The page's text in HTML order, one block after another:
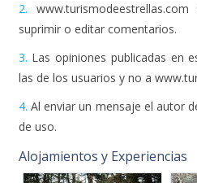
2.
suprimir o editar comentarios.
3. Las opiniones publicadas en
las de los usuarios y no a
4. Al enviar un mensaje el autor
de uso.
Alojamientos y Experiencias